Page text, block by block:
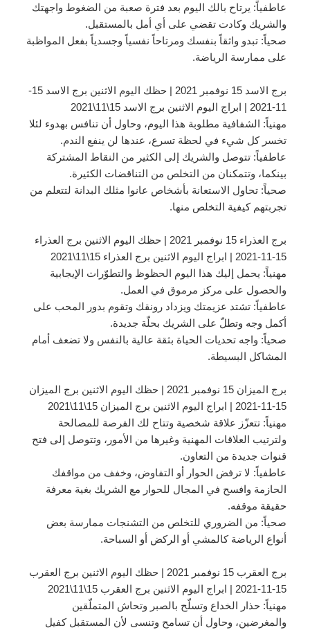
عاطفياً: يرتاح بالك اليوم بعد فترة صعبة من الضغوط واجهتك
والشريك وكادت تقضي على أي أمل بالمستقبل.
صحياً: تبدو واثقاً بنفسك ومرتاحاً نفسياً وجسدياً بفعل المواظبة
على ممارسة الرياضة.
برج الاسد 15 نوفمبر 2021 | حظك اليوم الاثنين برج الاسد 15-
11-2021 | ابراج اليوم الاثنين برج الاسد 15\11\2021
مهنياً: الشفافية مطلوبة هذا اليوم، وحاول أن تنافس بهدوء لئلا
تخسر كل شيء في لحظة تسرع، عندها لن ينفع الندم.
عاطفياً: تتوصل والشريك إلى الكثير من النقاط المشتركة
بينكما، وتتمكنان من التخلص من التناقضات الكثيرة.
صحياً: تحاول الاستعانة بأشخاص عانوا مثلك البدانة لتتعلم من
تجربتهم كيفية التخلص منها.
برج العذراء 15 نوفمبر 2021 | حظك اليوم الاثنين برج العذراء
15-11-2021 | ابراج اليوم الاثنين برج العذراء 15\11\2021
مهنياً: يحمل إليك هذا اليوم الحظوظ والتطوّرات الإيجابية
والحصول على مركز مرموق في العمل.
عاطفياً: تشتد عزيمتك ويزداد رونقك وتقوم بدور المحب على
أكمل وجه وتطلّ على الشريك بحلّة جديدة.
صحياً: واجه تحديات الحياة بثقة عالية بالنفس ولا تضعف أمام
المشاكل البسيطة.
برج الميزان 15 نوفمبر 2021 | حظك اليوم الاثنين برج الميزان
15-11-2021 | ابراج اليوم الاثنين برج الميزان 15\11\2021
مهنياً: تتعزّز علاقة شخصية وتتاح لك الفرصة للمصالحة
ولترتيب العلاقات المهنية وغيرها من الأمور، وتتوصل إلى فتح
قنوات جديدة من التعاون.
عاطفياً: لا ترفض الحوار أو التفاوض، وخفف من مواقفك
الحازمة وافسح في المجال للحوار مع الشريك بغية معرفة
حقيقة موقفه.
صحياً: من الضروري للتخلص من التشنجات ممارسة بعض
أنواع الرياضة كالمشي أو الركض أو السباحة.
برج العقرب 15 نوفمبر 2021 | حظك اليوم الاثنين برج العقرب
15-11-2021 | ابراج اليوم الاثنين برج العقرب 15\11\2021
مهنياً: حذار الخداع وتسلّح بالصبر وتحاش المتملّقين
والمغرضين، وحاول أن تسامح وتنسى لأن المستقبل كفيل